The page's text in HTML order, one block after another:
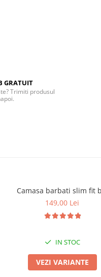
GRATUIT
Trimiti produsul
Camasa barbati slim fit
149,00 Lei
IN STOC
VEZI VARIANTE